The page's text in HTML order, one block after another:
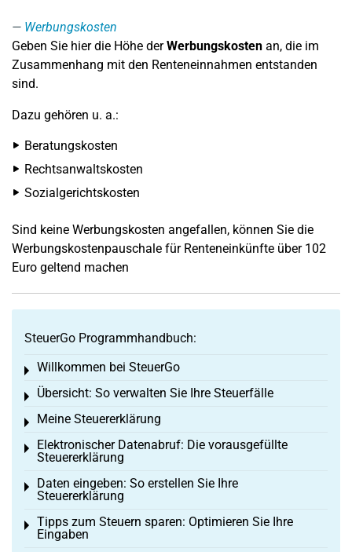
Werbungskosten
Geben Sie hier die Höhe derWerbungskosten an, die im
Zusammenhang mit den Renteneinnahmen entstanden
sind.
Dazu gehören u. a.:
Beratungskosten
Rechtsanwaltskosten
Sozialgerichtskosten
Sind keine Werbungskosten angefallen, können Sie die
Werbungskostenpauschale für Renteneinkünfte über 102
Euro geltend machen
SteuerGo Programmhandbuch:
Willkommen bei SteuerGo
Toggle menu
Übersicht: So verwalten Sie Ihre Steuerfälle
Toggle menu
Meine Steuererklärung
Toggle menu
Elektronischer Datenabruf: Die vorausgefüllte
Steuererklärung
Toggle menu
Daten eingeben: So erstellen Sie Ihre
Steuererklärung
Toggle menu
Tipps zum Steuern sparen: Optimieren Sie Ihre
Eingaben
Toggle menu